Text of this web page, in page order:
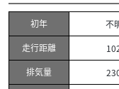
初年 不
走行距離
排気量